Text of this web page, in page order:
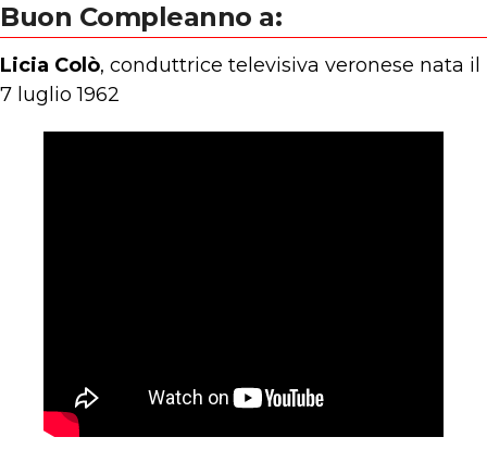
Buon Compleanno a:
Licia Colò, conduttrice televisiva veronese nata il
7 luglio 1962